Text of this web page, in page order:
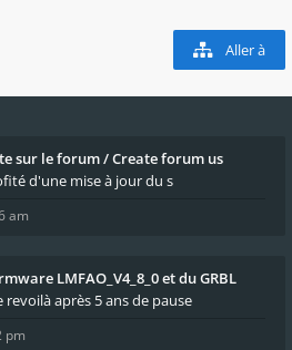
Aller à
sur le forum / Create forum us
d'une mise à jour du s
am
LMFAO_V4_8_0 et du GRBL
après 5 ans de pause
pm